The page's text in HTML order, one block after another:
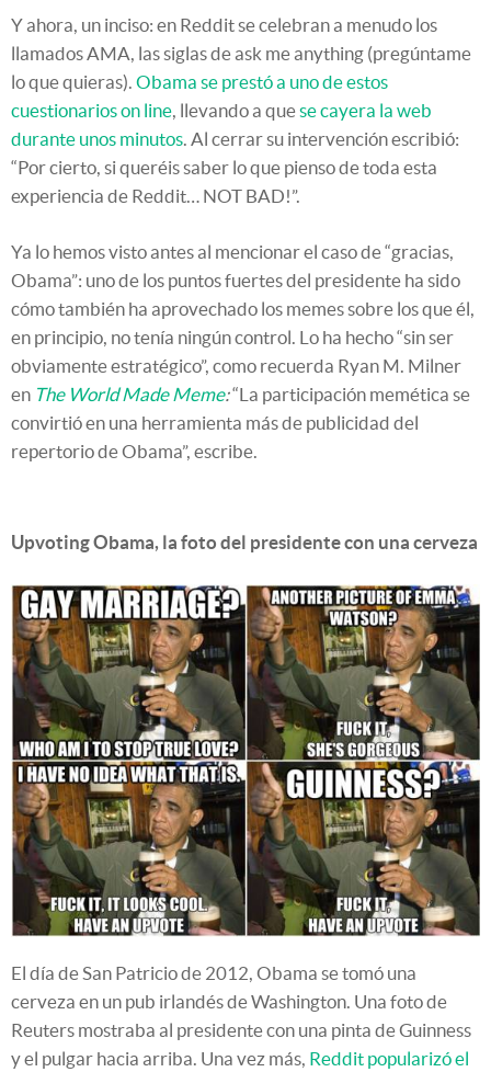
Y ahora, un inciso: en Reddit se celebran a menudo los
llamados AMA, las siglas de ask me anything (pregúntame
lo que quieras). Obama se prestó a uno de estos
cuestionarios on line, llevando a quese cayera la web
durante unos minutos. Al cerrar su intervención escribió:
“Por cierto, si queréis saber lo que pienso de toda esta
experiencia de Reddit… NOT BAD!”.
Ya lo hemos visto antes al mencionar el caso de “gracias,
Obama”: uno de los puntos fuertes del presidente ha sido
cómo también ha aprovechado los memes sobre los que él,
en principio, no tenía ningún control. Lo ha hecho “sin ser
obviamente estratégico”, como recuerda Ryan M. Milner
en The World Made Meme:“La participación memética se
convirtió en una herramienta más de publicidad del
repertorio de Obama”, escribe.
Upvoting Obama, la foto del presidente con una cerveza
El día de San Patricio de 2012, Obama se tomó una
cerveza en un pub irlandés de Washington. Una foto de
Reuters mostraba al presidente con una pinta de Guinness
y el pulgar hacia arriba. Una vez más, Reddit popularizó el